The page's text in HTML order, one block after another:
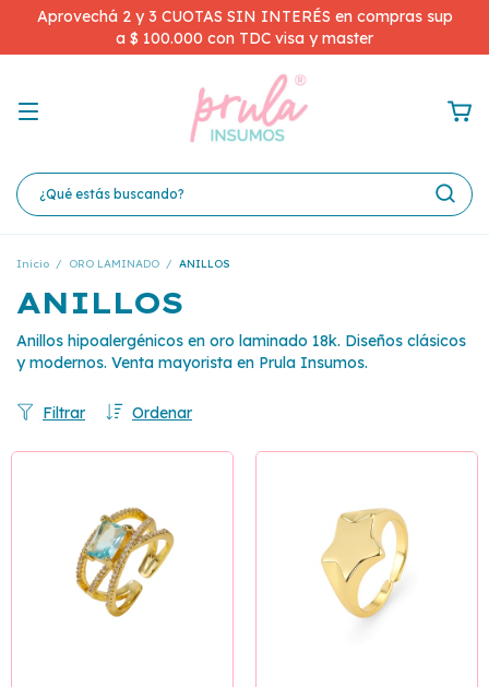
Aprovechá 2 y 3 CUOTAS SIN INTERÉS en compras sup
a $ 100.000 con TDC visa y master
Inicio / ORO LAMINADO / ANILLOS
ANILLOS
Anillos hipoalergénicos en oro laminado 18k. Diseños clásicos
y modernos. Venta mayorista en Prula Insumos.
Ordenar
Filtrar